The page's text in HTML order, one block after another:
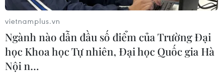
vietnamplus.vn
Ngành nào dẫn đầu số điểm của Trường Đại
học Khoa học Tự nhiên, Đại học Quốc gia Hà
Nội n…